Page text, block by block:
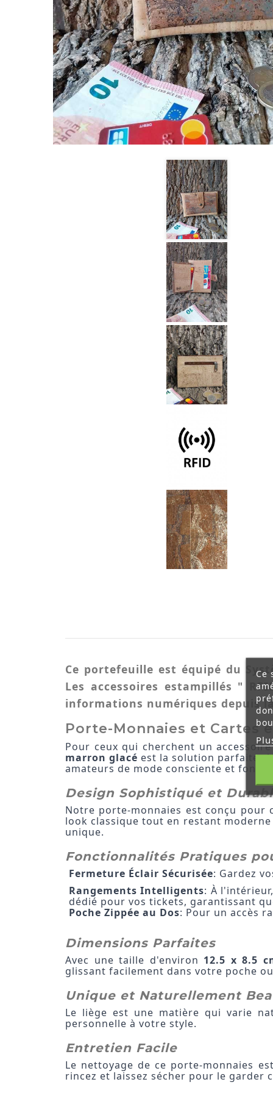
Ce
Ce portefeuille est équipé du
Les accessoires estampillés "
informations numériques depuis
Porte-Monnaies et Cartes
Pour ceux qui cherchent un
marron glacé est la solution parfaite.
amateurs de mode consciente et
Design Sophistiqué et
Notre porte-monnaies est conçu
look classique tout en restant
unique.
Fonctionnalités Pratiques
Fermeture Éclair Sécurisée: Gardez
Rangements Intelligents: À
dédié pour vos tickets, garantissant
Poche Zippée au Dos: Pour un accès
Dimensions Parfaites
Avec une taille d'environ 12.5 x 8.5
glissant facilement dans votre poche
Unique et Naturellement
Le liège est une matière qui varie
personnelle à votre style.
Entretien Facile
Le nettoyage de ce porte-monnaies
rincez et laissez sécher pour le garder